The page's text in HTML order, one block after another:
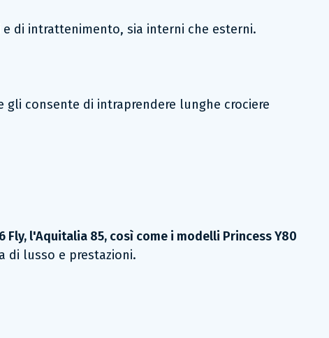
di intrattenimento, sia interni che esterni.
consente di intraprendere lunghe crociere
Fly, l'Aquitalia 85, così come i modelli Princess Y80
di lusso e prestazioni.